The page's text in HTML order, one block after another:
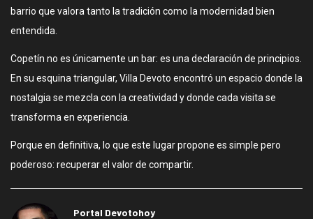
barrio que valora tanto la tradición como la modernidad bien
entendida.
Copetín no es únicamente un bar: es una declaración de principios.
En su esquina triangular, Villa Devoto encontró un espacio donde la
nostalgia se mezcla con la creatividad y donde cada visita se
transforma en experiencia.
Porque en definitiva, lo que este lugar propone es simple pero
poderoso: recuperar el valor de compartir.
Portal Devotohoy